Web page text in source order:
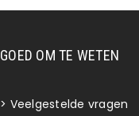
GOED OM TE WETEN
> Veelgestelde vragen